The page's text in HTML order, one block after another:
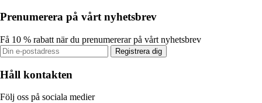
Prenumerera på vårt nyhetsbrev
Få 10 % rabatt när du prenumererar på vårt nyhetsbrev
Registrera dig
Håll kontakten
Följ oss på sociala medier